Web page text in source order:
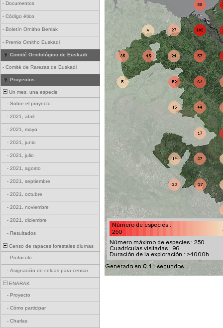
- Documentos
- Código ético
- Boletín Ornitho Berriak
- Premio Ornitho Euskadi
Comité Ornitológico de Euskadi
- Comité de Rarezas de Euskadi
Proyectos
Un mes, una especie
- Sobre el proyecto
- 2021, abril
- 2021, mayo
- 2021, junio
- 2021, julio
- 2021, agosto
- 2021, septiembre
- 2021, octubre
- 2021, noviembre
- 2021, diciembre
- Resultados
Censo de rapaces forestales diurnas
- Protocolo
- Asignación de celdas para censar
ENARAK
- Proyecto
- Cómo participar
- Charlas